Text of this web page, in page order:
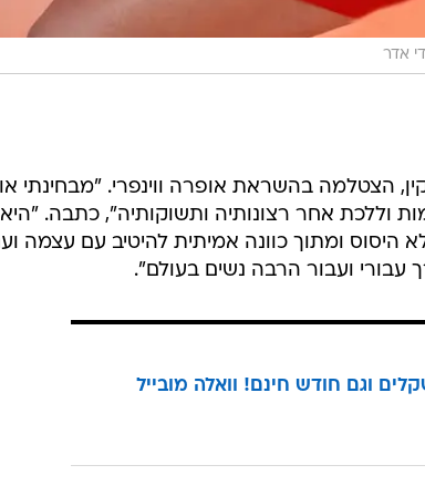
אדר
הצטלמה בהשראת אופרה ווינפרי. "מבחינתי
וללכת אחר רצונותיה ותשוקותיה", כתבה. "היא
ומתוך כוונה אמיתית להיטיב עם עצמה
עבורי ועבור הרבה נשים בעולם".
ב-75 שקלים וגם חודש חינם! וואלה מובייל